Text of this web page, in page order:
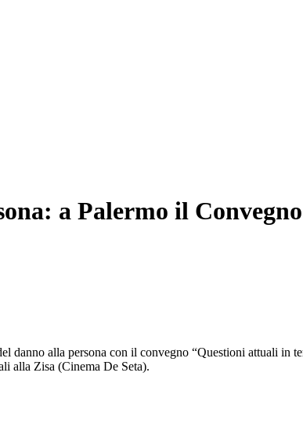
a Palermo il
danno alla persona con il convegno “Questioni attuali in
alla Zisa (Cinema De Seta).